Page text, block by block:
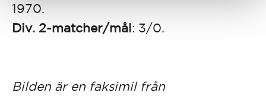
1970.
Div. 2-matcher/mål: 3/0.
Bilden är en faksimil från